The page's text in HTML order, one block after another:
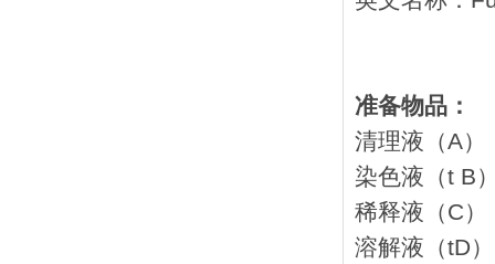
准备物品：
清理
染色
稀释
溶解